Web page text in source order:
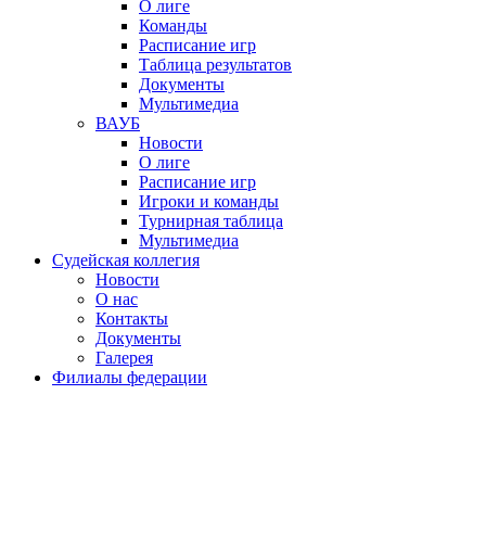
О лиге
Команды
Расписание игр
Таблица результатов
Документы
Мультимедиа
ВАУБ
Новости
О лиге
Расписание игр
Игроки и команды
Турнирная таблица
Мультимедиа
Судейская коллегия
Новости
О нас
Контакты
Документы
Галерея
Филиалы федерации